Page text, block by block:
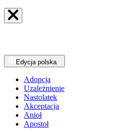
Edycja polska
Adopcja
Uzależnienie
Nastolatek
Akceptacja
Anioł
Apostoł